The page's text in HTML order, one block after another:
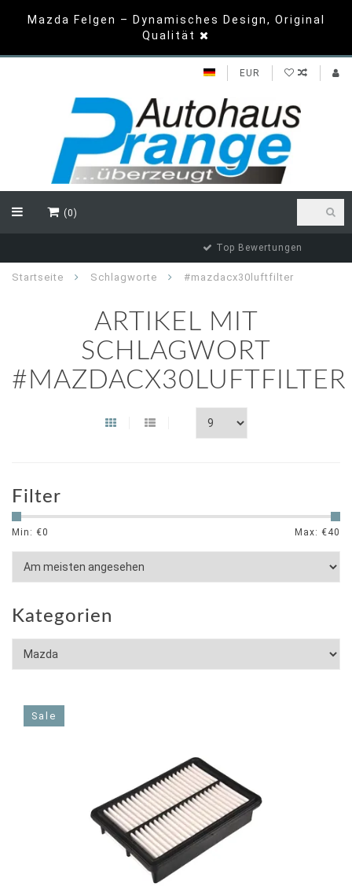
Mazda Felgen – Dynamisches Design, Original
Qualität
EUR
(0)
Top Bewertungen
Startseite Schlagworte #mazdacx30luftfilter
ARTIKEL MIT
SCHLAGWORT
#MAZDACX30LUFTFILTER
Filter
Min: €0 Max: €40
Kategorien
Sale